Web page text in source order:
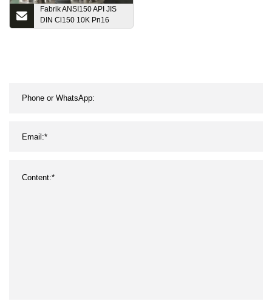
Fabrik ANSI150 API JIS
DIN Cl150 10K Pn16
Guss CF8 CF8m Wcb
schwenkbarem Flansch